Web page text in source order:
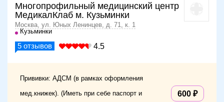
Многопрофильный медицинский центр
МедикалКлаб м. Кузьминки
Москва, ул. Юных Ленинцев, д. 71, к. 1
Кузьминки
5 отзывов 4.5
Прививки: АДСМ (в рамках оформления
мед.книжек). (Иметь при себе паспорт и
600